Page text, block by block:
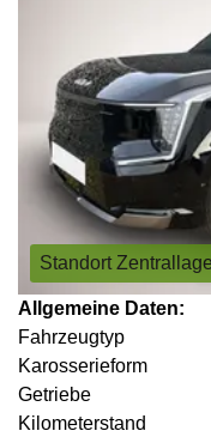
Standort
Allgemeine Daten:
Fahrzeugtyp
Karosserieform
Getriebe
Kilometerstand